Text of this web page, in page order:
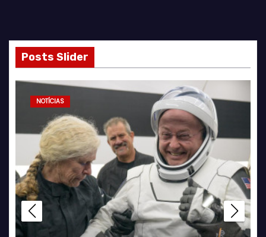
Posts Slider
NOTÍCIAS